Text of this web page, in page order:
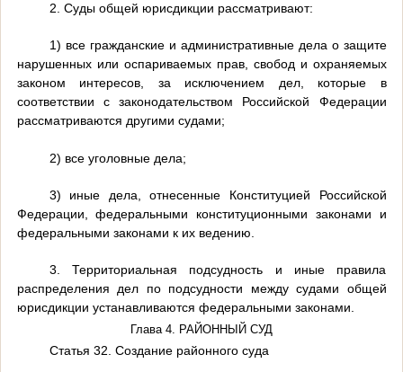
2. Суды общей юрисдикции рассматривают:
1) все гражданские и административные дела о защите
нарушенных или оспариваемых прав, свобод и охраняемых
законом интересов, за исключением дел, которые в
соответствии с законодательством Российской Федерации
рассматриваются другими судами;
2) все уголовные дела;
3) иные дела, отнесенные Конституцией Российской
Федерации, федеральными конституционными законами и
федеральными законами к их ведению.
3. Территориальная подсудность и иные правила
распределения дел по подсудности между судами общей
юрисдикции устанавливаются федеральными законами.
Глава 4. РАЙОННЫЙ СУД
Статья 32. Создание районного суда